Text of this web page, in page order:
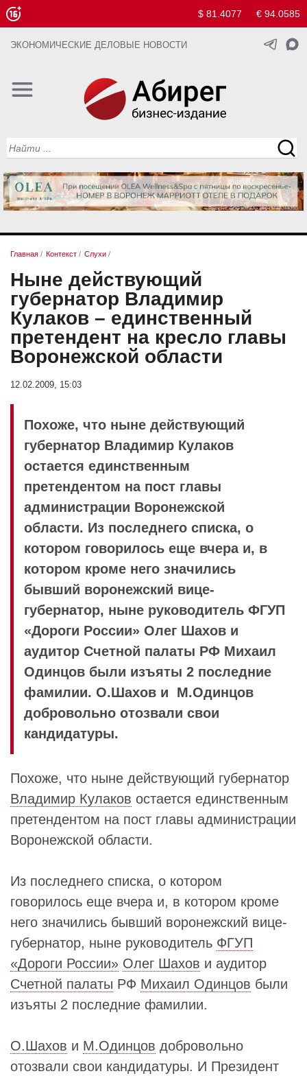
$ 81.4077 € 94.0585
ЭКОНОМИЧЕСКИЕ ДЕЛОВЫЕ НОВОСТИ
Главная / Контекст / Слухи /
Ныне действующий
губернатор Владимир
Кулаков – единственный
претендент на кресло главы
Воронежской области
12.02.2009, 15:03
Похоже, что ныне действующий
губернатор Владимир Кулаков
остается единственным
претендентом на пост главы
администрации Воронежской
области. Из последнего списка, о
котором говорилось еще вчера и, в
котором кроме него значились
бывший воронежский вице-
губернатор, ныне руководитель ФГУП
«Дороги России» Олег Шахов и
аудитор Счетной палаты РФ Михаил
Одинцов были изъяты 2 последние
фамилии. О.Шахов и М.Одинцов
добровольно отозвали свои
кандидатуры.
Похоже, что ныне действующий губернатор
Владимир Кулаков остается единственным
претендентом на пост главы администрации
Воронежской области.
Из последнего списка, о котором
говорилось еще вчера и, в котором кроме
него значились бывший воронежский вице-
губернатор, ныне руководитель ФГУП
«Дороги России» Олег Шахов и аудитор
Счетной палаты РФ Михаил Одинцов были
изъяты 2 последние фамилии.
О.Шахов и М.Одинцов добровольно
отозвали свои кандидатуры. И Президент